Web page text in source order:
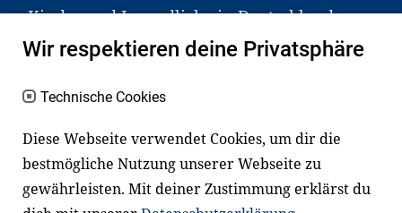
Kinder und Jugendliche in Deutschland
haben aber große Schwierigkeiten dabei.
an Familien sowie an Erzieher*innen,
Lehrer*innen und andere
Fachexpert*innen. Dafür arbeiten wir eng
mit Ministerien, wissenschaftlichen
Wir respektieren deine Privatsphäre
Technische Cookies
Diese Webseite verwendet Cookies, um dir die
bestmögliche Nutzung unserer Webseite zu
gewährleisten. Mit deiner Zustimmung erklärst du